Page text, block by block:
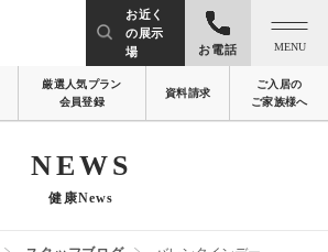
お近く
の展示
場
お電話 MENU
厳選人気プラン
会員登録
資料請求
ご入居の
ご家族様へ
NEWS
健康News